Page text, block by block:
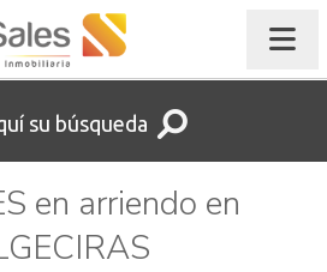
su búsqueda
en arriendo en